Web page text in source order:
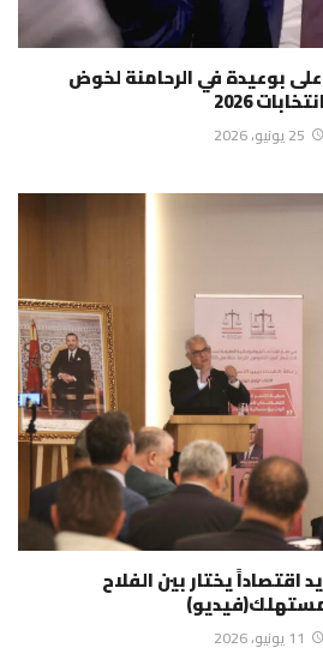
بوعيدة في الرحامنة لخوض
انتخابات 2026
25 يونيو، 2026
اقتصاداً يختار بين الفلاح
11 يونيو، 2026